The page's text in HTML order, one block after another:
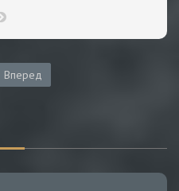
Вперед